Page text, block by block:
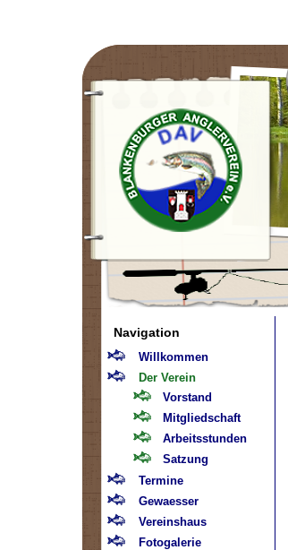
Navigation
Willkommen
Der Verein
Vorstand
Mitgliedschaft
Arbeitsstunden
Satzung
Termine
Gewaesser
Vereinshaus
Fotogalerie